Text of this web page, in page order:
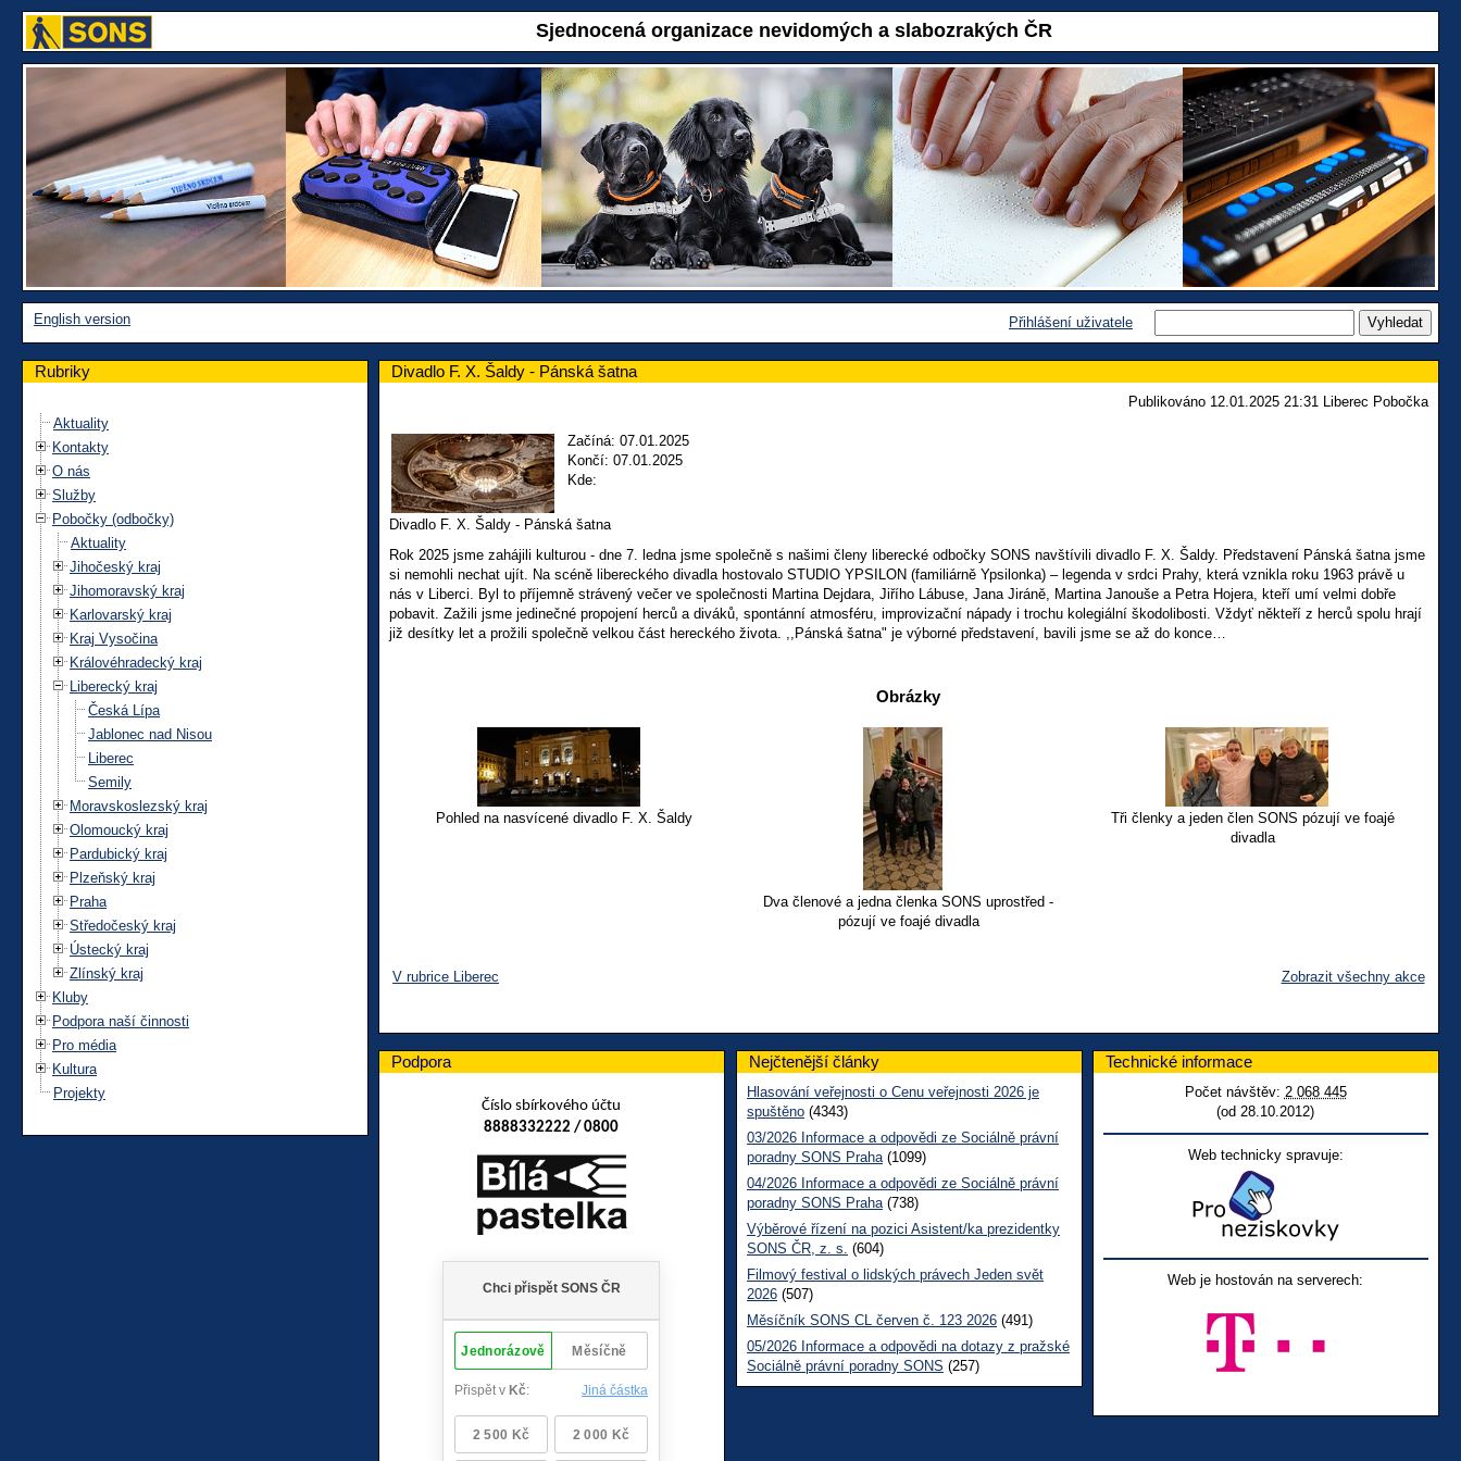
Sjednocená organizace nevidomých a slabozrakých ČR
English version Přihlášení uživatele
Rubriky
Aktuality
Kontakty
O nás
Služby
Pobočky (odbočky)
Aktuality
Jihočeský kraj
Jihomoravský kraj
Karlovarský kraj
Kraj Vysočina
Královéhradecký kraj
Liberecký kraj
Česká Lípa
Jablonec nad Nisou
Liberec
Semily
Moravskoslezský kraj
Olomoucký kraj
Pardubický kraj
Plzeňský kraj
Praha
Středočeský kraj
Ústecký kraj
Zlínský kraj
Kluby
Podpora naší činnosti
Pro média
Kultura
Projekty
Divadlo F. X. Šaldy - Pánská šatna
Publikováno 12.01.2025 21:31 Liberec Pobočka
Začíná: 07.01.2025
Končí: 07.01.2025
Kde:
Divadlo F. X. Šaldy - Pánská šatna
Rok 2025 jsme zahájili kulturou - dne 7. ledna jsme společně s našimi členy liberecké odbočky SONS navštívili divadlo F. X. Šaldy. Představení Pánská šatna jsme
si nemohli nechat ujít. Na scéně libereckého divadla hostovalo STUDIO YPSILON (familiárně Ypsilonka) – legenda v srdci Prahy, která vznikla roku 1963 právě u
nás v Liberci. Byl to příjemně strávený večer ve společnosti Martina Dejdara, Jiřího Lábuse, Jana Jiráně, Martina Janouše a Petra Hojera, kteří umí velmi dobře
pobavit. Zažili jsme jedinečné propojení herců a diváků, spontánní atmosféru, improvizační nápady i trochu kolegiální škodolibosti. Vždyť někteří z herců spolu hrají
již desítky let a prožili společně velkou část hereckého života. ,,Pánská šatna" je výborné představení, bavili jsme se až do konce…
Obrázky
Pohled na nasvícené divadlo F. X. Šaldy
Dva členové a jedna členka SONS uprostřed -
pózují ve foajé divadla
Tři členky a jeden člen SONS pózují ve foajé
divadla
V rubrice Liberec Zobrazit všechny akce
Podpora
Číslo sbírkového účtu
8888332222 / 0800
Nejčtenější články
Hlasování veřejnosti o Cenu veřejnosti 2026 je
spuštěno (4343)
03/2026 Informace a odpovědi ze Sociálně právní
poradny SONS Praha (1099)
04/2026 Informace a odpovědi ze Sociálně právní
poradny SONS Praha (738)
Výběrové řízení na pozici Asistent/ka prezidentky
SONS ČR, z. s. (604)
Filmový festival o lidských právech Jeden svět
2026 (507)
Měsíčník SONS CL červen č. 123 2026 (491)
05/2026 Informace a odpovědi na dotazy z pražské
Sociálně právní poradny SONS (257)
Technické informace
Počet návštěv: 2 068 445
(od 28.10.2012)
Web technicky spravuje:
Web je hostován na serverech: